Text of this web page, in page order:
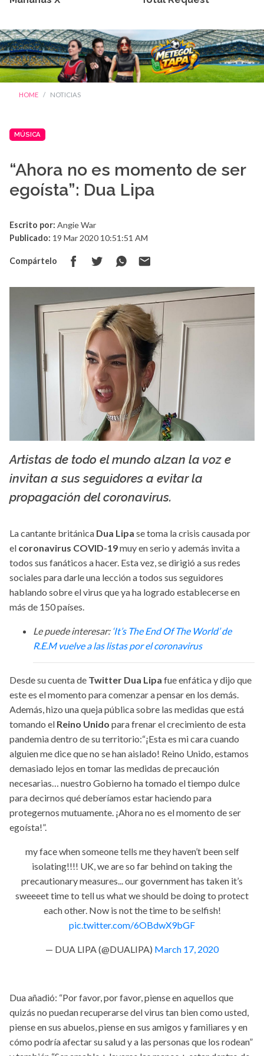
HOME NOTICIAS
MÚSICA
“Ahora no es momento de ser
egoísta”: Dua Lipa
Escrito por: Angie War
Publicado: 19 Mar 2020 10:51:51 AM
Compártelo
Artistas de todo el mundo alzan la voz e
invitan a sus seguidores a evitar la
propagación del coronavirus.
La cantante británica Dua Lipa se toma la crisis causada por
el coronavirus COVID-19muy en serio y además invita a
todos sus fanáticos a hacer. Esta vez, se dirigió a sus redes
sociales para darle una lección a todos sus seguidores
hablando sobre el virus que ya ha logrado establecerse en
más de 150 países.
Le puede interesar: ‘It’s The End Of The World’ de
R.E.M vuelve a las listas por el coronavirus
Desde su cuenta de Twitter Dua Lipa fue enfática y dijo que
este es el momento para comenzar a pensar en los demás.
Además, hizo una queja pública sobre las medidas que está
tomando el Reino Unido para frenar el crecimiento de esta
pandemia dentro de su territorio:“¡Esta es mi cara cuando
alguien me dice que no se han aislado! Reino Unido, estamos
demasiado lejos en tomar las medidas de precaución
necesarias… nuestro Gobierno ha tomado el tiempo dulce
para decirnos qué deberíamos estar haciendo para
protegernos mutuamente. ¡Ahora no es el momento de ser
egoísta!”.
my face when someone tells me they haven’t been self
isolating!!!! UK, we are so far behind on taking the
precautionary measures... our government has taken it’s
sweeeet time to tell us what we should be doing to protect
each other. Now is not the time to be selfish!
pic.twitter.com/6OBdwX9bGF
— DUA LIPA (@DUALIPA) March 17, 2020
Dua añadió: “Por favor, por favor, piense en aquellos que
quizás no puedan recuperarse del virus tan bien como usted,
piense en sus abuelos, piense en sus amigos y familiares y en
cómo podría afectar su salud y a las personas que los rodean”